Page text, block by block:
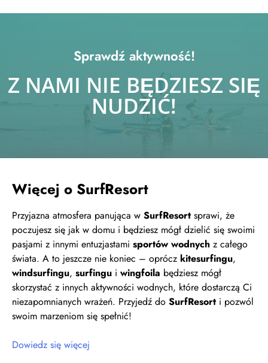
Sprawdź aktywność!
Z NAMI NIE BĘDZIESZ SIĘ
NUDZIĆ!
Więcej o SurfResort
Przyjazna atmosfera panująca w SurfResort sprawi, że
poczujesz się jak w domu i będziesz mógł dzielić się swoimi
pasjami z innymi entuzjastami sportów wodnych z całego
świata. A to jeszcze nie koniec – oprócz kitesurfingu,
windsurfingu, surfingu i wingfoila będziesz mógł
skorzystać z innych aktywności wodnych, które dostarczą Ci
niezapomnianych wrażeń. Przyjedź do SurfResort i pozwól
swoim marzeniom się spełnić!
Dowiedz się więcej